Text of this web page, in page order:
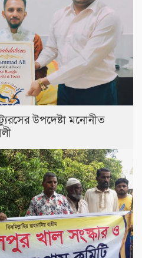
উপদেষ্টা মনোনীত